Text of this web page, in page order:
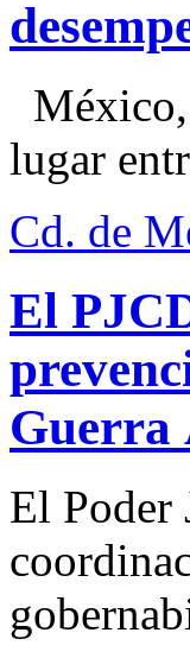
lugar
Cd. de
El
Guerra
El Poder